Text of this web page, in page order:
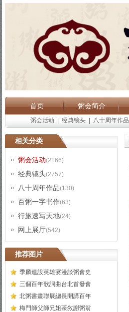
首页 粥会简介
粥会活动 经典镜头 八十周年作品
相关分类
粥会活动(2166)
经典镜头(2757)
八十周年作品(130)
百粥一字书作(63)
行旅速写天地(24)
网上展厅(542)
推荐图片
季麟連設英雄宴漫談粥會史
三個百年歌詞曲台北首發會
北粥書畫聯展總長開講百年
梅門師父師兄姐茶敘謝粥翁